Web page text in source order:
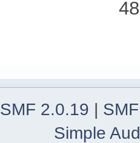
SMF 2.0.19 |
Simple